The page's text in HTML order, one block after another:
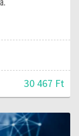
30 467 Ft